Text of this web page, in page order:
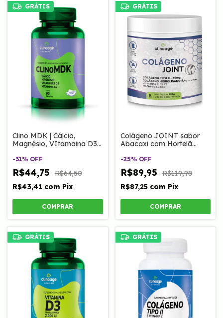
GRÁTIS
Clino MDK | Cálcio,
Magnésio, VItamaina D3
Clinoage
-31% OFF
R$44,75
R$64,50
R$43,41 com Pix
GRÁTIS
Colágeno JOINT sabor
Abacaxi com Hortelã
-25% OFF
R$89,95 R$119,98
R$87,25 com Pix
GRÁTIS GRÁTIS